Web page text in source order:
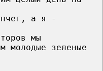
а я -
мы
молодые зеленые